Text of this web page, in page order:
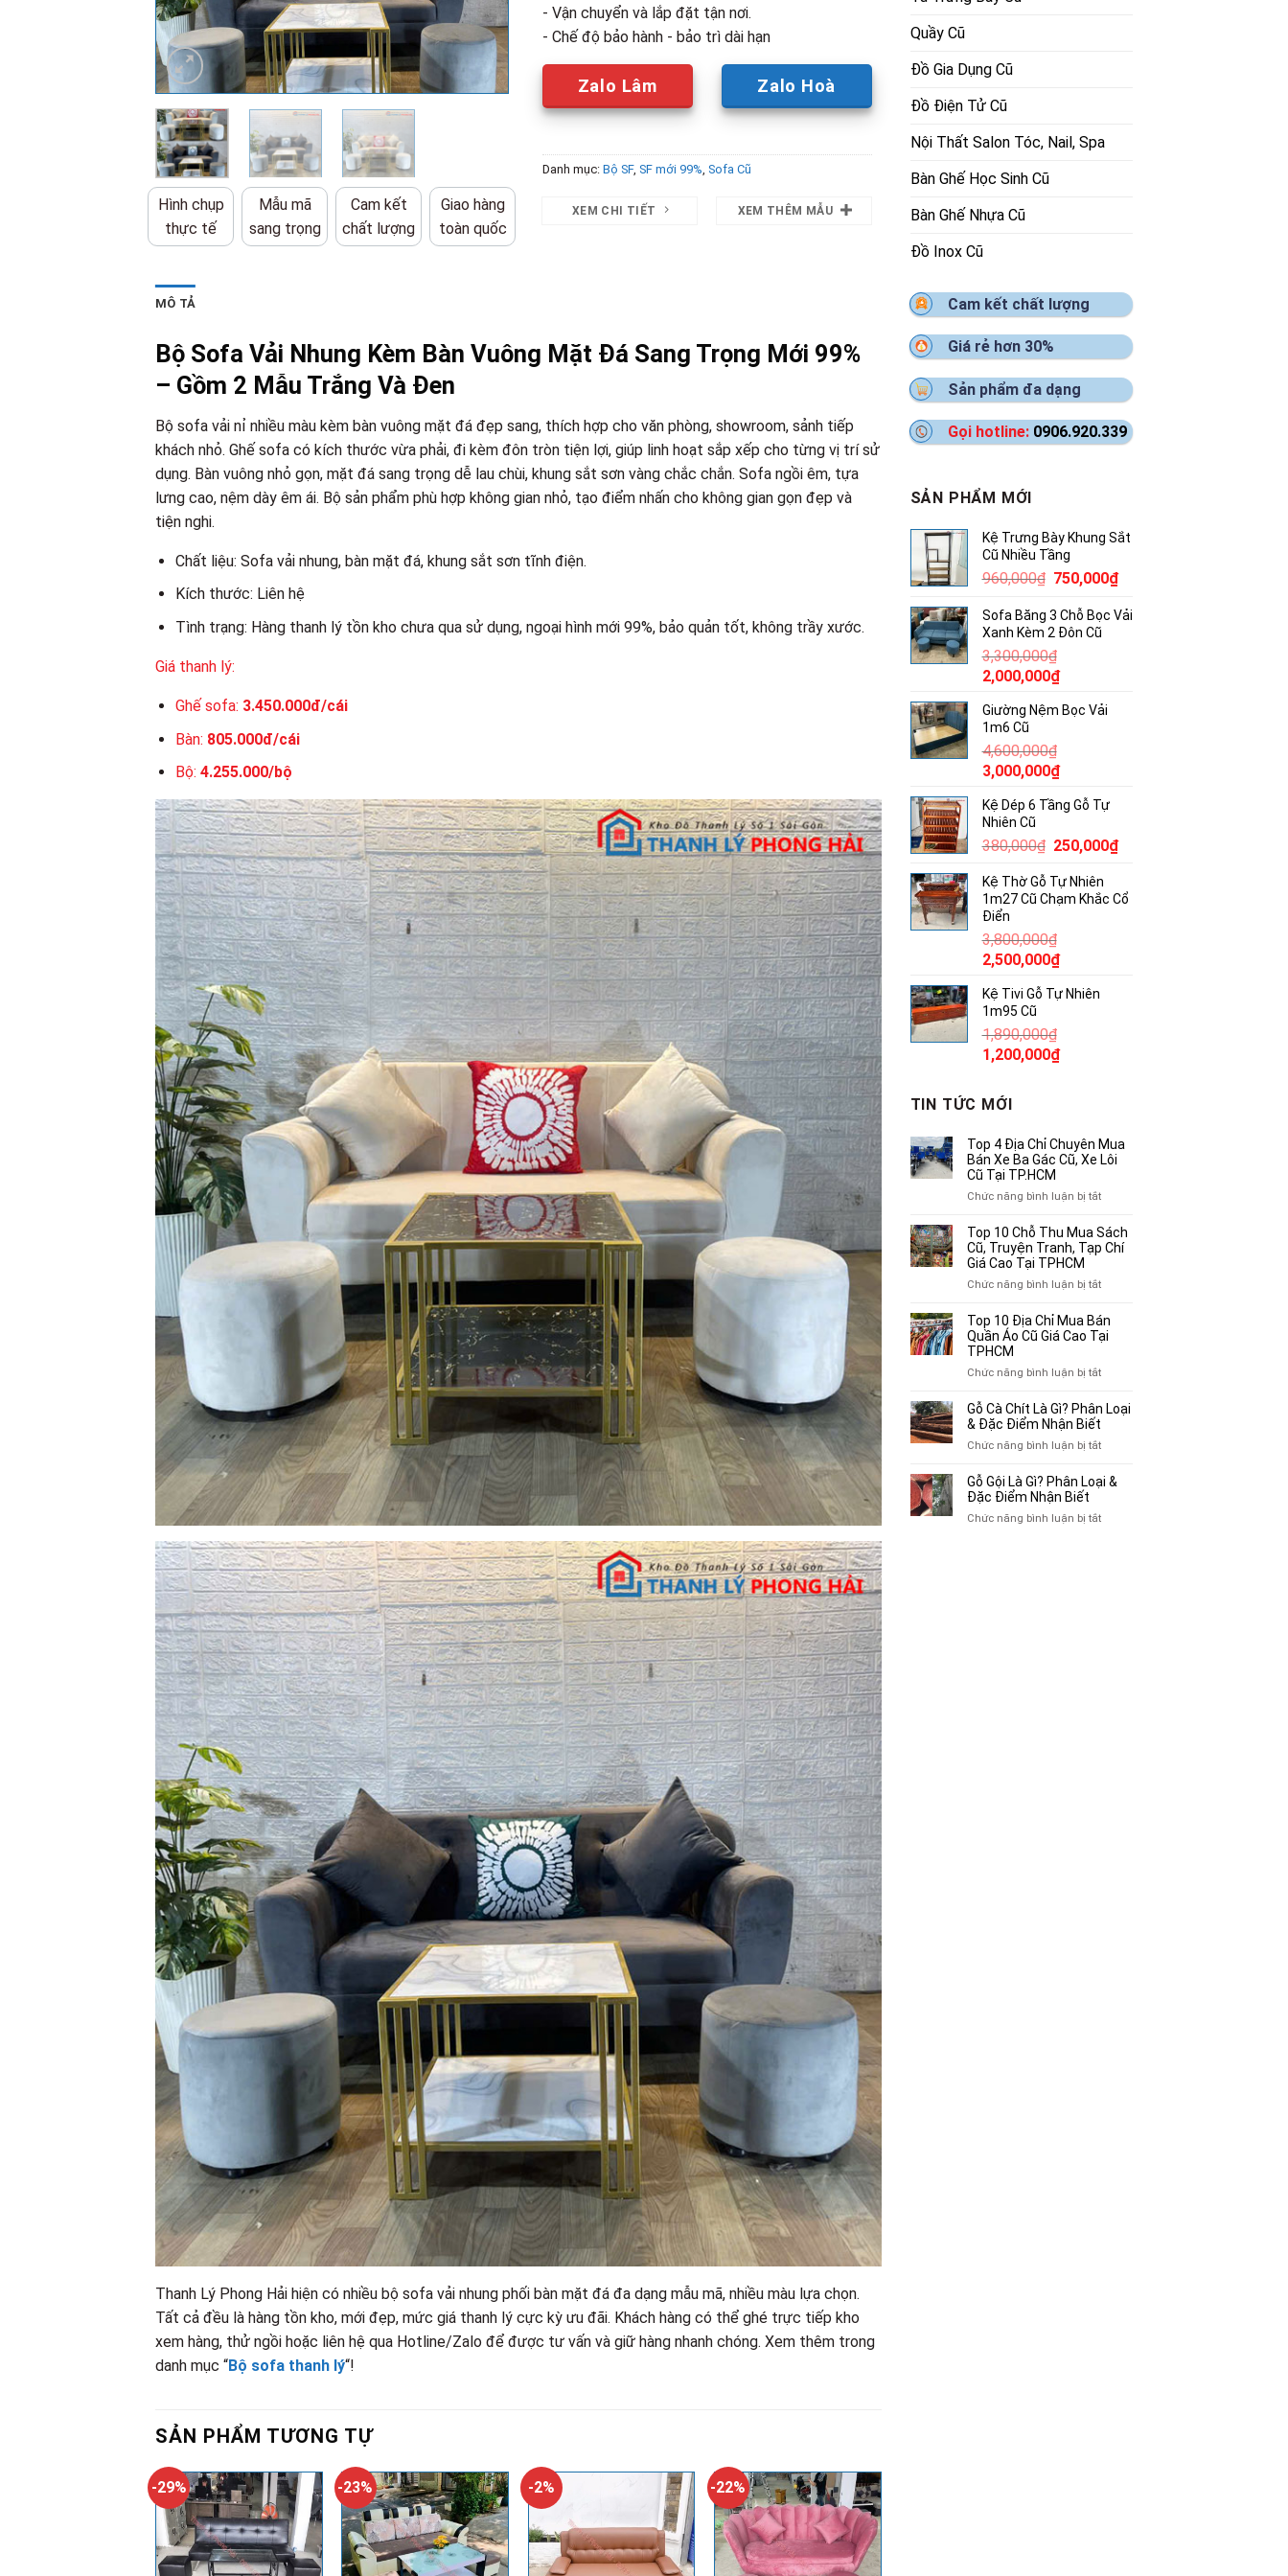
Hình chụp
thực tế
Mẫu mã
sang trọng
Cam kết
chất lượng
Giao hàng
toàn quốc
- Vận chuyển và lắp đặt tận nơi.
- Chế độ bảo hành - bảo trì dài hạn
Zalo Lâm Zalo Hoà
Danh mục: Bộ SF, SF mới 99% Sofa Cũ
XEM CHI TIẾT XEM THÊM MẪU
MÔ TẢ
Bộ Sofa Vải Nhung Kèm Bàn Vuông Mặt Đá Sang Trọng Mới 99%
– Gồm 2 Mẫu Trắng Và Đen
Bộ sofa vải nỉ nhiều màu kèm bàn vuông mặt đá đẹp sang, thích hợp cho văn phòng, showroom, sảnh tiếp
khách nhỏ. Ghế sofa có kích thước vừa phải, đi kèm đôn tròn tiện lợi, giúp linh hoạt sắp xếp cho từng vị trí sử
dụng. Bàn vuông nhỏ gọn, mặt đá sang trọng dễ lau chùi, khung sắt sơn vàng chắc chắn. Sofa ngồi êm, tựa
lưng cao, nệm dày êm ái. Bộ sản phẩm phù hợp không gian nhỏ, tạo điểm nhấn cho không gian gọn đẹp và
tiện nghi.
Chất liệu: Sofa vải nhung, bàn mặt đá, khung sắt sơn tĩnh điện.
Kích thước: Liên hệ
Tình trạng: Hàng thanh lý tồn kho chưa qua sử dụng, ngoại hình mới 99%, bảo quản tốt, không trầy xước.
Giá thanh lý:
Ghế sofa: 3.450.000đ/cái
Bàn: 805.000đ/cái
Bộ: 4.255.000/bộ
Thanh Lý Phong Hải hiện có nhiều bộ sofa vải nhung phối bàn mặt đá đa dạng mẫu mã, nhiều màu lựa chọn.
Tất cả đều là hàng tồn kho, mới đẹp, mức giá thanh lý cực kỳ ưu đãi. Khách hàng có thể ghé trực tiếp kho
xem hàng, thử ngồi hoặc liên hệ qua Hotline/Zalo để được tư vấn và giữ hàng nhanh chóng. Xem thêm trong
danh mục “Bộ sofa thanh lý“!
SẢN PHẨM TƯƠNG TỰ
-29% -23% -2% -22%
Quầy Cũ
Đồ Gia Dụng Cũ
Đồ Điện Tử Cũ
Nội Thất Salon Tóc, Nail, Spa
Bàn Ghế Học Sinh Cũ
Bàn Ghế Nhựa Cũ
Đồ Inox Cũ
Cam kết chất lượng
Giá rẻ hơn 30%
Sản phẩm đa dạng
Gọi hotline: 0906.920.339
SẢN PHẨM MỚI
Kệ Trưng Bày Khung Sắt
Cũ Nhiều Tầng
960,000₫ Giá
là:
960,000₫.
750,000₫Giá
tại
Sofa Băng 3 Chỗ Bọc Vải
Xanh Kèm 2 Đôn Cũ
3,300,000₫
Giá
là:
3,300,000₫.
2,000,000₫Giá
tại
Giường Nệm Bọc Vải
1m6 Cũ
4,600,000₫
Giá
là:
4,600,000₫.
3,000,000₫Giá
tại
3,000,000₫.
Kệ Dép 6 Tầng Gỗ Tự
Nhiên Cũ
380,000₫ Giá
là:
380,000₫.
250,000₫Giá
là:
Kệ Thờ Gỗ Tự Nhiên
1m27 Cũ Chạm Khắc Cổ
Điển
3,800,000₫
Giá
là:
3,800,000₫.
2,500,000₫Giá
tại
Kệ Tivi Gỗ Tự Nhiên
1m95 Cũ
1,890,000₫
Giá
là:
1,890,000₫.
1,200,000₫Giá
1,200,000₫.
TIN TỨC MỚI
Top 4 Địa Chỉ Chuyên Mua
Bán Xe Ba Gác Cũ, Xe Lôi
Cũ Tại TP.HCM
Chức năng bình luận bị tắtở
4
Địa
Xe
Ba
Cũ,
Lôi
Cũ
Tại
Top 10 Chỗ Thu Mua Sách
Cũ, Truyện Tranh, Tạp Chí
Giá Cao Tại TPHCM
Chức năng bình luận bị tắtở
10
Chỗ
Truyện
Tranh,
Tạp
Giá
Tại
Top 10 Địa Chỉ Mua Bán
Quần Áo Cũ Giá Cao Tại
TPHCM
Chức năng bình luận bị tắtở
10
Địa
Mua
Quần
Cũ
Gỗ Cà Chít Là Gì? Phân Loại
& Đặc Điểm Nhận Biết
Chức năng bình luận bị tắtở
Cà
Gì?
Gỗ Gội Là Gì? Phân Loại &
Đặc Điểm Nhận Biết
Chức năng bình luận bị tắtở